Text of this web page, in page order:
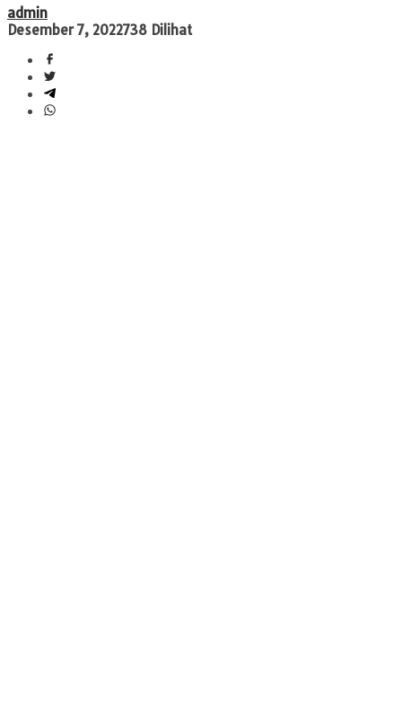
admin
Desember 7, 2022738 Dilihat